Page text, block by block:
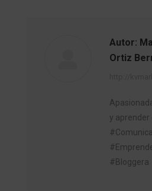
Autor:
Ortiz
y aprender
#Bloggera